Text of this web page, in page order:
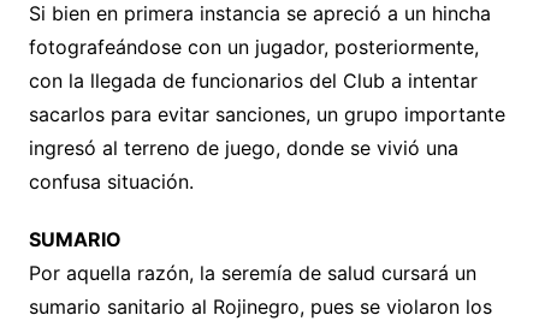
Si bien en primera instancia se apreció a un hincha
fotografeándose con un jugador, posteriormente,
con la llegada de funcionarios del Club a intentar
sacarlos para evitar sanciones, un grupo importante
ingresó al terreno de juego, donde se vivió una
confusa situación.
SUMARIO
Por aquella razón, la seremía de salud cursará un
sumario sanitario al Rojinegro, pues se violaron los